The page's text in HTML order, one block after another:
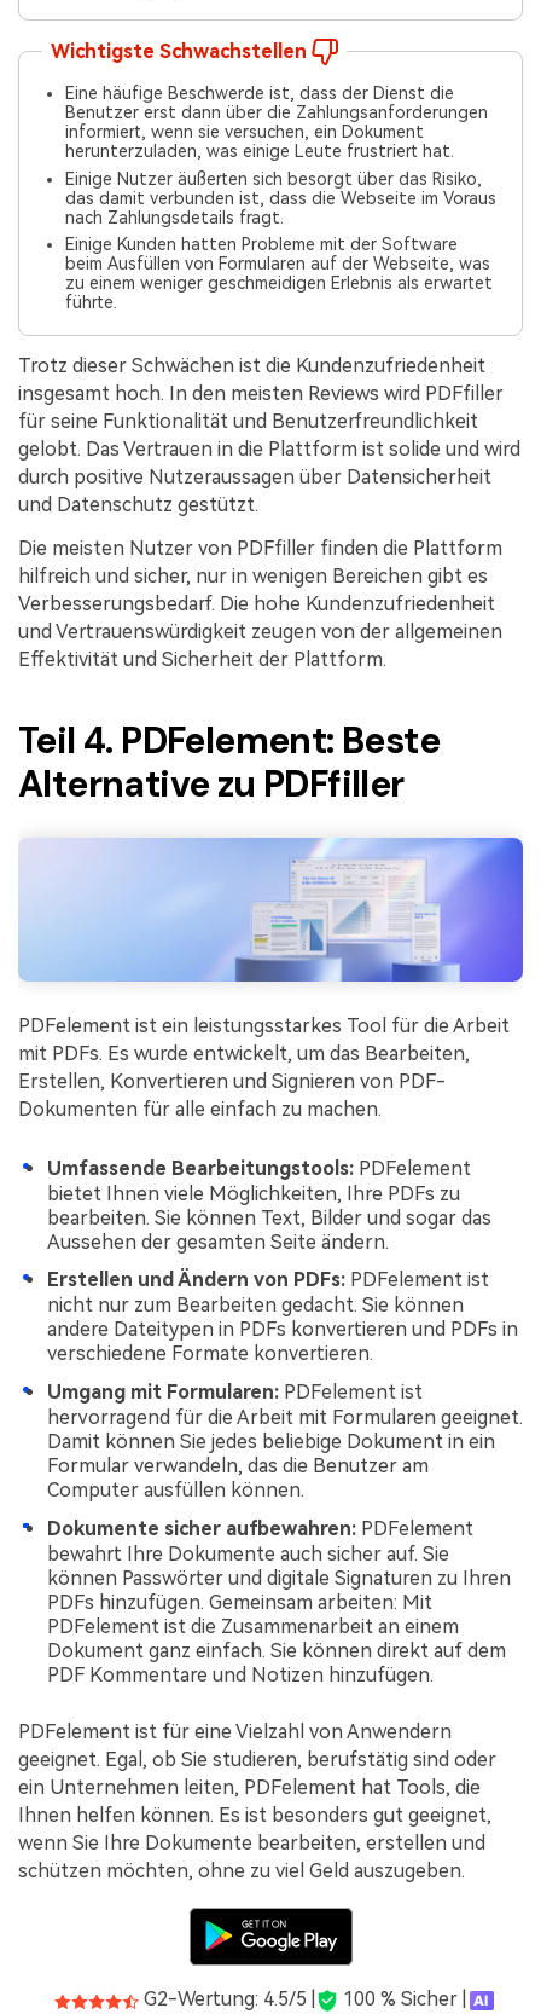
Wichtigste Schwachstellen
Eine häufige Beschwerde ist, dass der Dienst die
Benutzer erst dann über die Zahlungsanforderungen
informiert, wenn sie versuchen, ein Dokument
herunterzuladen, was einige Leute frustriert hat.
Einige Nutzer äußerten sich besorgt über das Risiko,
das damit verbunden ist, dass die Webseite im Voraus
nach Zahlungsdetails fragt.
Einige Kunden hatten Probleme mit der Software
beim Ausfüllen von Formularen auf der Webseite, was
zu einem weniger geschmeidigen Erlebnis als erwartet
führte.
Trotz dieser Schwächen ist die Kundenzufriedenheit
insgesamt hoch. In den meisten Reviews wird PDFfiller
für seine Funktionalität und Benutzerfreundlichkeit
gelobt. Das Vertrauen in die Plattform ist solide und wird
durch positive Nutzeraussagen über Datensicherheit
und Datenschutz gestützt.
Die meisten Nutzer von PDFfiller finden die Plattform
hilfreich und sicher, nur in wenigen Bereichen gibt es
Verbesserungsbedarf. Die hohe Kundenzufriedenheit
und Vertrauenswürdigkeit zeugen von der allgemeinen
Effektivität und Sicherheit der Plattform.
Teil 4. PDFelement: Beste
Alternative zu PDFfiller
PDFelement ist ein leistungsstarkes Tool für die Arbeit
mit PDFs. Es wurde entwickelt, um das Bearbeiten,
Erstellen, Konvertieren und Signieren von PDF-
Dokumenten für alle einfach zu machen.
Umfassende Bearbeitungstools: PDFelement
bietet Ihnen viele Möglichkeiten, Ihre PDFs zu
bearbeiten. Sie können Text, Bilder und sogar das
Aussehen der gesamten Seite ändern.
Erstellen und Ändern von PDFs: PDFelement ist
nicht nur zum Bearbeiten gedacht. Sie können
andere Dateitypen in PDFs konvertieren und PDFs in
verschiedene Formate konvertieren.
Umgang mit Formularen: PDFelement ist
hervorragend für die Arbeit mit Formularen geeignet.
Damit können Sie jedes beliebige Dokument in ein
Formular verwandeln, das die Benutzer am
Computer ausfüllen können.
Dokumente sicher aufbewahren: PDFelement
bewahrt Ihre Dokumente auch sicher auf. Sie
können Passwörter und digitale Signaturen zu Ihren
PDFs hinzufügen. Gemeinsam arbeiten: Mit
PDFelement ist die Zusammenarbeit an einem
Dokument ganz einfach. Sie können direkt auf dem
PDF Kommentare und Notizen hinzufügen.
PDFelement ist für eine Vielzahl von Anwendern
geeignet. Egal, ob Sie studieren, berufstätig sind oder
ein Unternehmen leiten, PDFelement hat Tools, die
Ihnen helfen können. Es ist besonders gut geeignet,
wenn Sie Ihre Dokumente bearbeiten, erstellen und
schützen möchten, ohne zu viel Geld auszugeben.
G2-Wertung: 4.5/5 | 100 % Sicher |